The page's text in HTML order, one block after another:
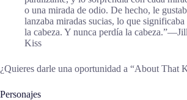
o una mirada de odio. De hecho, le
lanzaba miradas sucias, lo que
la cabeza. Y nunca perdía la
Kiss
¿Quieres darle una oportunidad a “About That
Personajes